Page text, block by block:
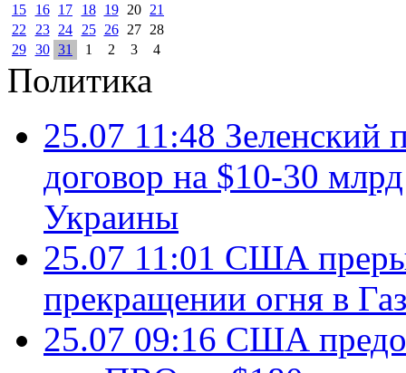
15 16 17 18 19 20
21
22
23 24 25 26 27
28
29 30 31 1 2 3 4
Политика
25.07 11:48 Зеленский
договор на $10-30
Украины
25.07 11:01 США
прекращении огня в
25.07 09:16 США